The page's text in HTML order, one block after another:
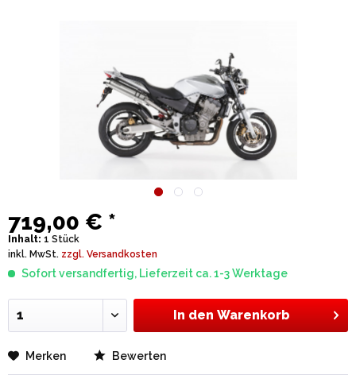
719,00 € *
Inhalt: 1 Stück
inkl. MwSt. zzgl. Versandkosten
Sofort versandfertig, Lieferzeit ca. 1-3 Werktage
In den Warenkorb
Merken Bewerten